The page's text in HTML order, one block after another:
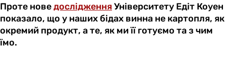
Проте новедослідженняУніверситету Едіт Коуен
показало, що у наших бідах винна не картопля, як
окремий продукт, а те, як ми її готуємо та з чим
їмо.